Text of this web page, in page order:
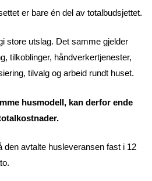
er bare én del av totalbudsjettet.
store utslag. Det samme gjelder
tilkoblinger, håndverkertjenester,
tilvalg og arbeid rundt huset.
husmodell, kan derfor ende
den avtalte husleveransen fast i 12